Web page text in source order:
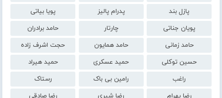
پازل بند
پدرام پالیز
پویا بیاتی
پویان جناتی
چارتار
حامد برادران
حامد زمانی
حامد همایون
حجت اشرف زاده
حسین توکلی
حمید عسکری
حمید هیراد
راغب
رامین بی باک
رستاک